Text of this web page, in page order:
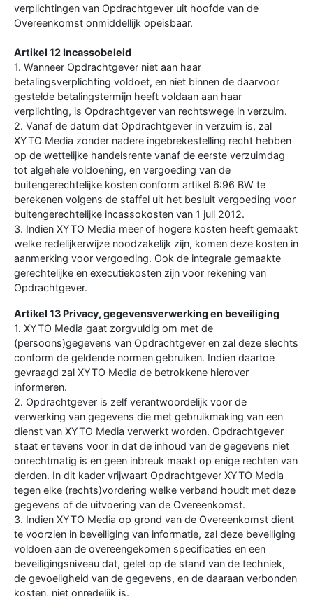
verplichtingen van Opdrachtgever uit hoofde van de
Overeenkomst onmiddellijk opeisbaar.
Artikel 12 Incassobeleid
1. Wanneer Opdrachtgever niet aan haar
betalingsverplichting voldoet, en niet binnen de daarvoor
gestelde betalingstermijn heeft voldaan aan haar
verplichting, is Opdrachtgever van rechtswege in verzuim.
2. Vanaf de datum dat Opdrachtgever in verzuim is, zal
XYTO Media zonder nadere ingebrekestelling recht hebben
op de wettelijke handelsrente vanaf de eerste verzuimdag
tot algehele voldoening, en vergoeding van de
buitengerechtelijke kosten conform artikel 6:96 BW te
berekenen volgens de staffel uit het besluit vergoeding voor
buitengerechtelijke incassokosten van 1 juli 2012.
3. Indien XYTO Media meer of hogere kosten heeft gemaakt
welke redelijkerwijze noodzakelijk zijn, komen deze kosten in
aanmerking voor vergoeding. Ook de integrale gemaakte
gerechtelijke en executiekosten zijn voor rekening van
Opdrachtgever.
Artikel 13 Privacy, gegevensverwerking en beveiliging
1. XYTO Media gaat zorgvuldig om met de
(persoons)gegevens van Opdrachtgever en zal deze slechts
conform de geldende normen gebruiken. Indien daartoe
gevraagd zal XYTO Media de betrokkene hierover
informeren.
2. Opdrachtgever is zelf verantwoordelijk voor de
verwerking van gegevens die met gebruikmaking van een
dienst van XYTO Media verwerkt worden. Opdrachtgever
staat er tevens voor in dat de inhoud van de gegevens niet
onrechtmatig is en geen inbreuk maakt op enige rechten van
derden. In dit kader vrijwaart Opdrachtgever XYTO Media
tegen elke (rechts)vordering welke verband houdt met deze
gegevens of de uitvoering van de Overeenkomst.
3. Indien XYTO Media op grond van de Overeenkomst dient
te voorzien in beveiliging van informatie, zal deze beveiliging
voldoen aan de overeengekomen specificaties en een
beveiligingsniveau dat, gelet op de stand van de techniek,
de gevoeligheid van de gegevens, en de daaraan verbonden
kosten, niet onredelijk is.